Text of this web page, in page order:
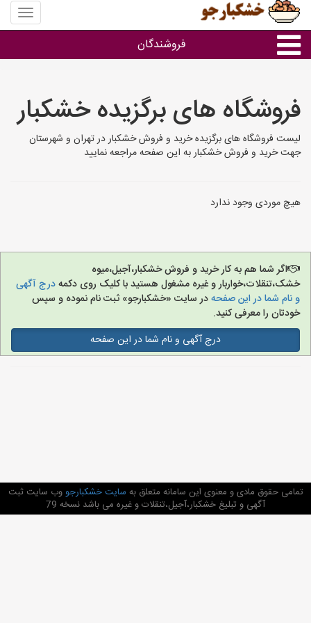
منوی
سایت
فروشندگان
فروشنده های استان ها
فروشگاه های برگزیده خشکبار
لیست فروشگاه های برگزیده خرید و فروش خشکبار در تهران و شهرستان
جهت خرید و فروش خشکبار به این صفحه مراجعه نمایید
هیچ موردی وجود ندارد
اگر شما هم به کار خرید و فروش خشکبار،آجیل،میوه
خشک،تنقلات،خواربار و غیره مشغول هستید با کلیک روی دکمهدرج آگهی
و نام شما در این صفحهدر سایت «خشکبارجو» ثبت نام نموده و سپس
خودتان را معرفی کنید.
درج آگهی و نام شما در این صفحه
تمامی حقوق مادی و معنوی این سامانه متعلق به سایت خشکبارجووب سایت ثبت
آگهی و تبلیغ خشکبار،آجیل،تنقلات و غیره می باشد نسخه 79